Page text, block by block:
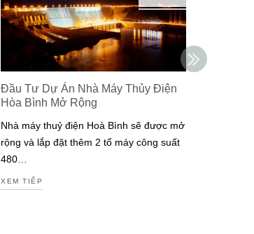
Đầu Tư Dự Án Nhà Máy Thủy Điện
Hòa Bình Mở Rộng
Nhà máy thuỷ điện Hoà Bình sẽ được mở
rộng và lắp đặt thêm 2 tổ máy công suất
480…
XEM TIẾP